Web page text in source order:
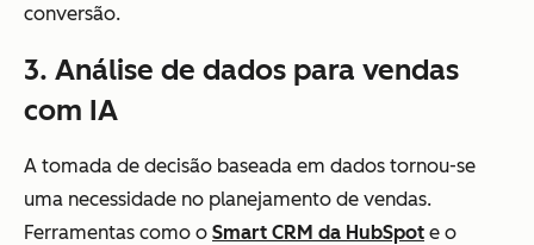
conversão.
3. Análise de dados para vendas
com IA
A tomada de decisão baseada em dados tornou-se
uma necessidade no planejamento de vendas.
Ferramentas como o Smart CRM da HubSpot e o